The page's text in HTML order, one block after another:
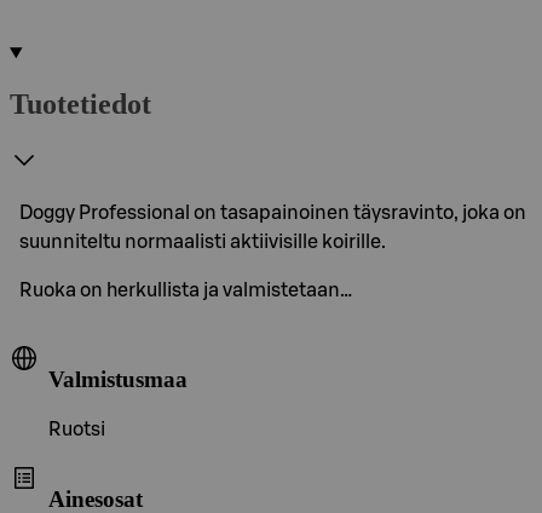
Tuotetiedot
Doggy Professional on tasapainoinen täysravinto, joka on
suunniteltu normaalisti aktiivisille koirille.
Ruoka on herkullista ja valmistetaan…
Valmistusmaa
Ruotsi
Ainesosat